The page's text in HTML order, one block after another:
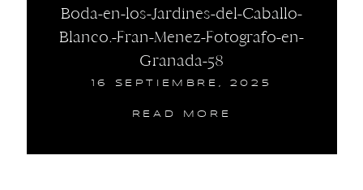
Boda-en-los-Jardines-del-Caballo-
Blanco.-Fran-Menez-Fotografo-en-
Granada-58
16 SEPTIEMBRE, 2025
READ MORE